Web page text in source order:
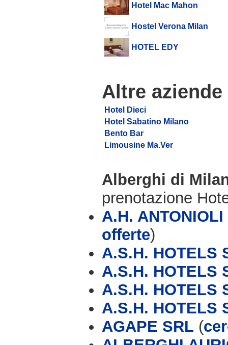
Hotel Mac Mahon
Hostel Verona Milan
HOTEL EDY
Altre
Hotel Dieci
Hotel Sabatino Milano
Bento Bar
Limousine Ma.Ver
Alberghi di
prenotazione
A.H.
offerte)
A.S.H. HOTELS
A.S.H. HOTELS
A.S.H. HOTELS
A.S.H. HOTELS
AGAPE SRL (